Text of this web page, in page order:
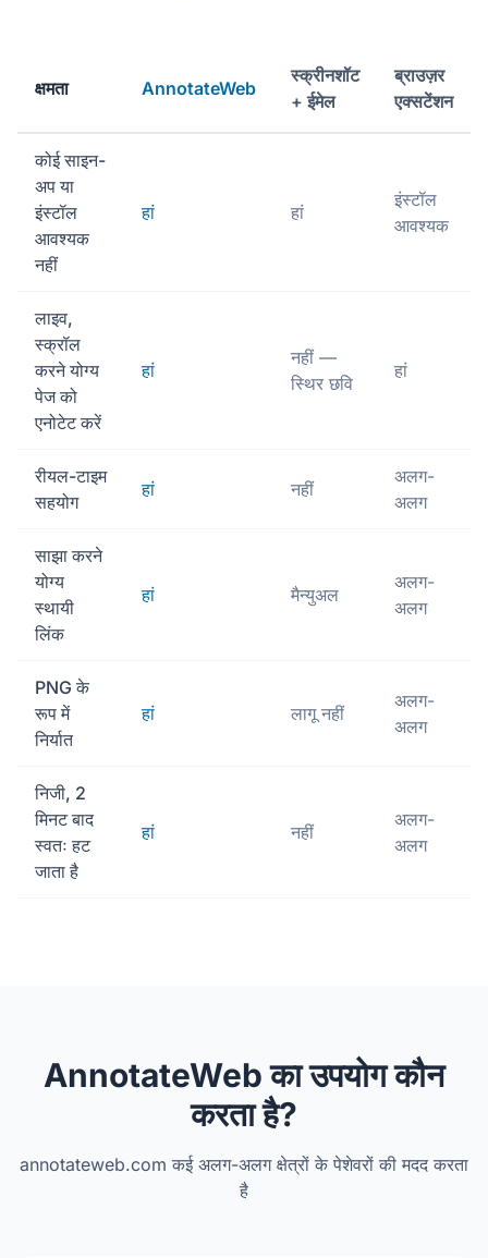
क्षमता AnnotateWeb
स्क्रीनशॉट
+ ईमेल
ब्राउज़र
एक्सटेंशन
कोई साइन-
अप या
इंस्टॉल
आवश्यक
नहीं
हां हां
इंस्टॉल
आवश्यक
लाइव,
स्क्रॉल
करने योग्य
पेज को
एनोटेट करें
हां
नहीं —
स्थिर छवि
हां
रीयल-टाइम
सहयोग
हां नहीं
अलग-
अलग
साझा करने
योग्य
स्थायी
लिंक
हां मैन्युअल
अलग-
अलग
PNG के
रूप में
निर्यात
हां लागू नहीं
अलग-
अलग
निजी, 2
मिनट बाद
स्वतः हट
जाता है
हां नहीं
अलग-
अलग
AnnotateWeb का उपयोग कौन
करता है?
annotateweb.com कई अलग-अलग क्षेत्रों के पेशेवरों की मदद करता
है